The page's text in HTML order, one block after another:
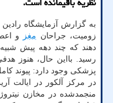
به گزارش آزمایشگاه
زومیت، جراحان مغز
و
دهند که چند دهه پیش
رسید. بااین حال، هنوز
پزشکی وجود دارد: پیوند
منجمدشده در مخازن